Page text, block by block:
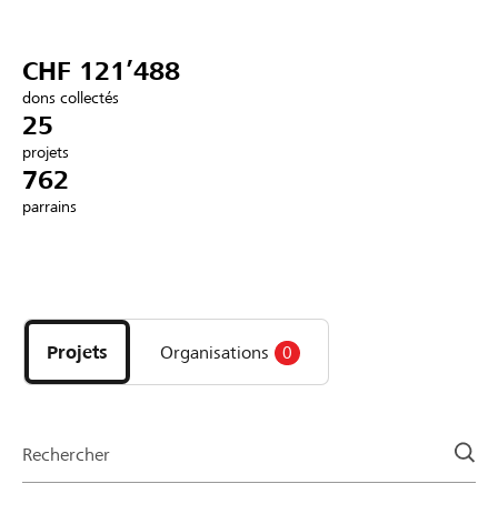
Se connecter
DE FR IT
CHF 121’488
dons collectés
25
projets
762
parrains
les
projets
et
la
Projets Organisations 0
Rechercher